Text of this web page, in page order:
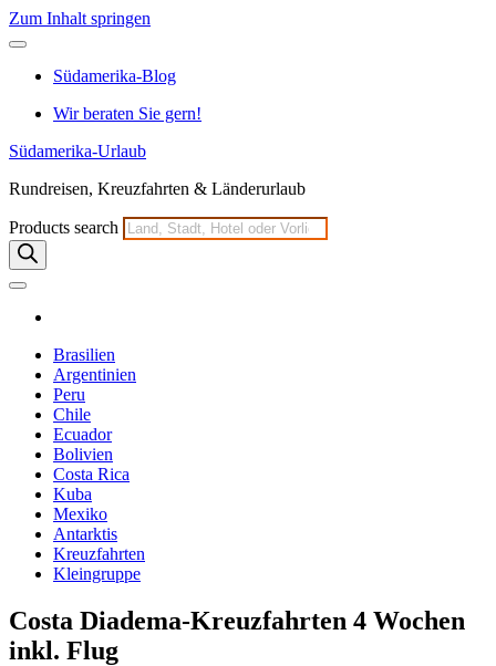
Zum Inhalt springen
Südamerika-Blog
Wir beraten Sie gern!
Südamerika-Urlaub
Rundreisen, Kreuzfahrten & Länderurlaub
Products search
Brasilien
Argentinien
Peru
Chile
Ecuador
Bolivien
Costa Rica
Kuba
Mexiko
Antarktis
Kreuzfahrten
Kleingruppe
Costa Diadema-Kreuzfahrten 4 Wochen
inkl. Flug